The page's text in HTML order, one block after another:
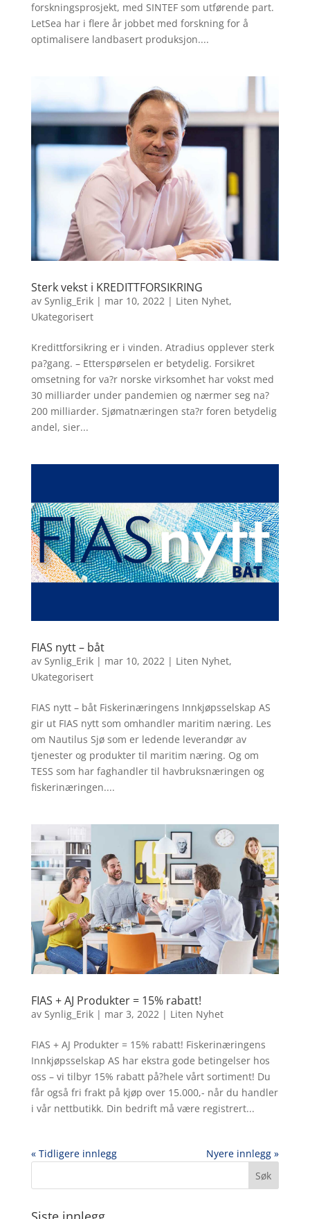
forskningsprosjekt, med SINTEF som utførende part.
LetSea har i flere år jobbet med forskning for å
optimalisere landbasert produksjon....
Sterk vekst i KREDITTFORSIKRING
av Synlig_Erik| mar 10, 2022| Liten Nyhet,
Ukategorisert
Kredittforsikring er i vinden. Atradius opplever sterk
pa?gang. – Etterspørselen er betydelig. Forsikret
omsetning for va?r norske virksomhet har vokst med
30 milliarder under pandemien og nærmer seg na?
200 milliarder. Sjømatnæringen sta?r foren betydelig
andel, sier...
FIAS nytt – båt
av Synlig_Erik| mar 10, 2022 | Liten Nyhet,
Ukategorisert
FIAS nytt – båt Fiskerinæringens Innkjøpsselskap AS
gir ut FIAS nytt som omhandler maritim næring. Les
om Nautilus Sjø som er ledende leverandør av
tjenester og produkter til maritim næring. Og om
TESS som har faghandler til havbruksnæringen og
fiskerinæringen....
FIAS + AJ Produkter = 15% rabatt!
av Synlig_Erik| mar 3, 2022| Liten Nyhet
FIAS + AJ Produkter = 15% rabatt! Fiskerinæringens
Innkjøpsselskap AS har ekstra gode betingelser hos
oss – vi tilbyr 15% rabatt på?hele vårt sortiment! Du
får også fri frakt på kjøp over 15.000,- når du handler
i vår nettbutikk. Din bedrift må være registrert...
« Tidligere innlegg Nyere innlegg »